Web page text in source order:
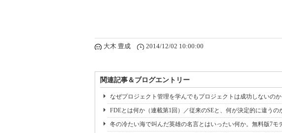
大木 豊成 2014/12/02 10:00:00
関連記事＆ブログエントリー
なぜプロジェクト管理を学んでもプロジェクトは成功しないの
FDEとは何か（連載第1回）／従来のSEと、何が決定的に違うの
冬の冷たい海で叫んだ英雄の名言とはいったい何か。無料版7モ